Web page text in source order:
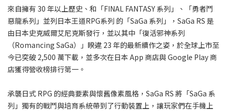
來自擁有 30 年以上歷史、和「FINAL FANTASY 系列」、「勇者鬥
惡龍系列」並列日本王道RPG系列 的「SaGa 系列」，SaGa RS 是
由日本史克威爾艾尼克斯發行，並以其中「復活邪神系列
（Romancing SaGa）」睽違 23 年的最新續作之姿，於全球上市至
今已突破 2,500 萬下載，並多次在日本 App 商店與 Google Play 商
店獲得營收榜排行第一。
承襲日式 RPG 的經典要素與懷舊像素風格，SaGa RS 將「SaGa 系
列」獨有的戰鬥與培育系統帶到了行動裝置上，讓玩家們在手機上